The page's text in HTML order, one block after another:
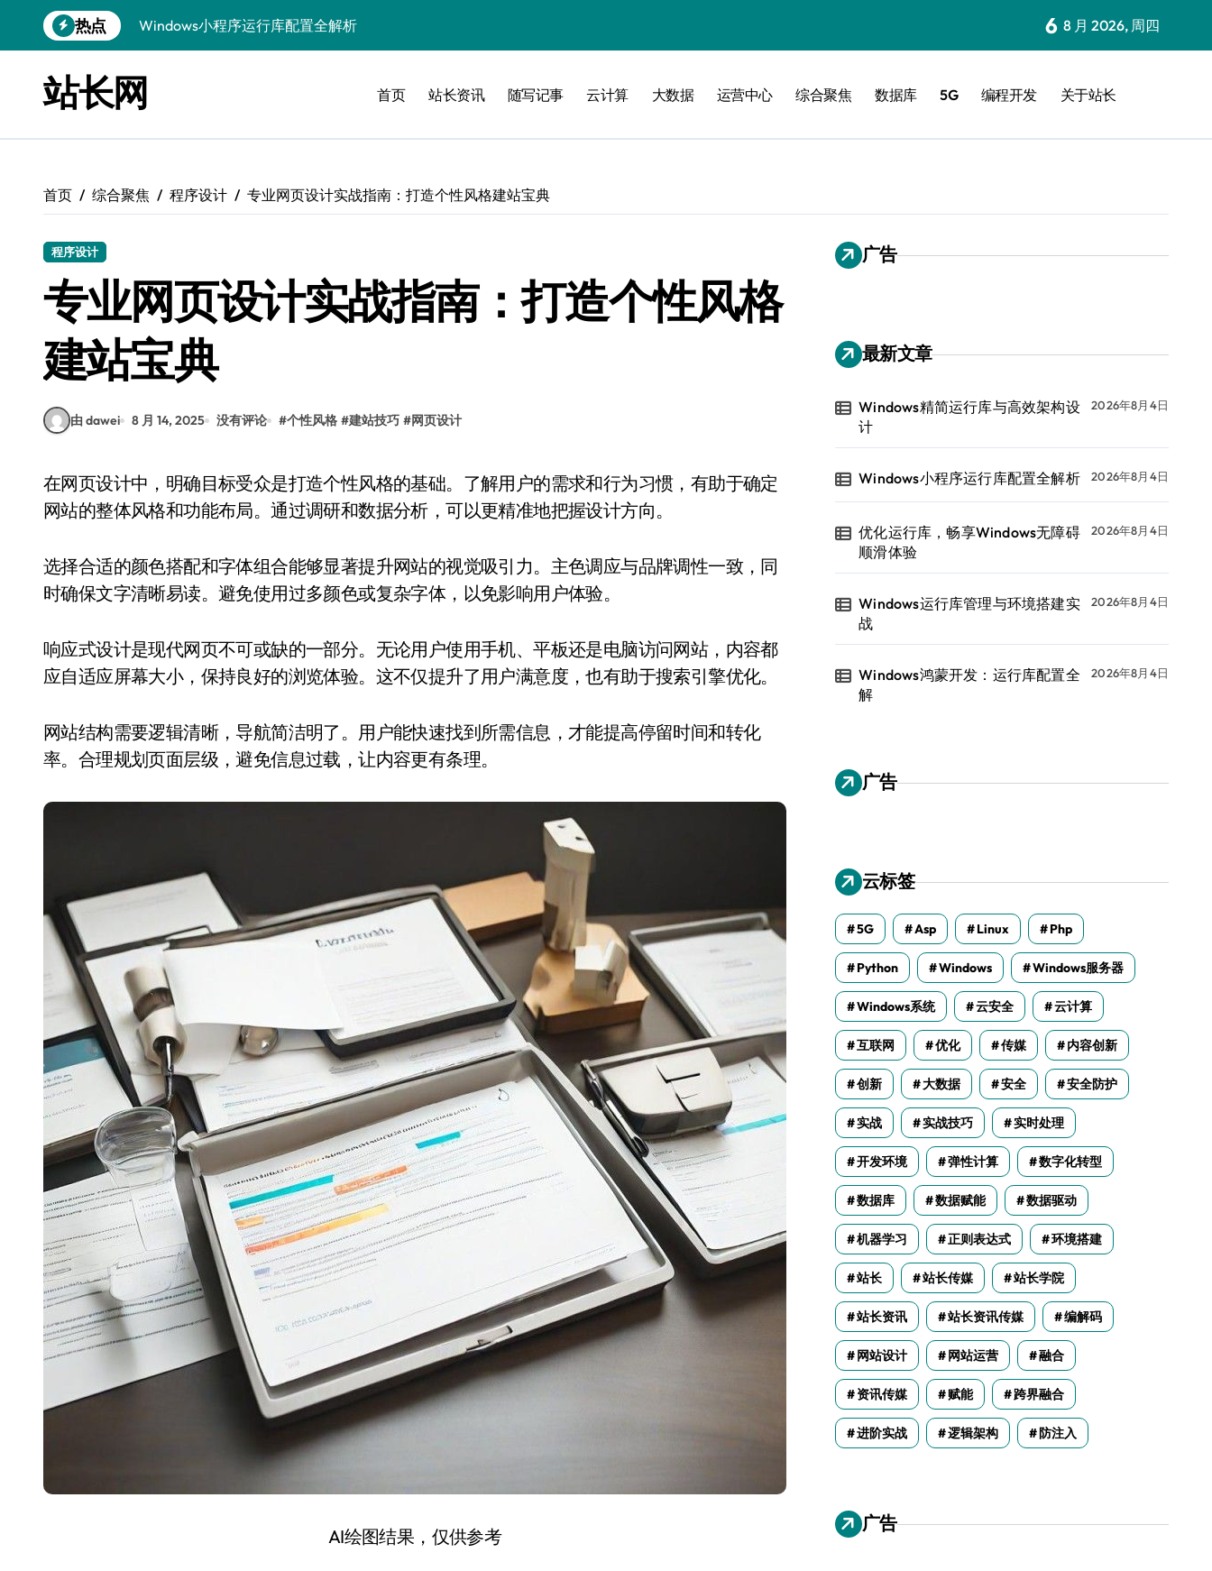
到
热点
Windows运行库管理与环境搭建实战
Windows鸿蒙开发：运行库配置全解
Windows多媒体开发：运行库优化配置指南
Linux下计算机视觉数据库配置与优化
Windows精简运行库与高效架构设计
6 8 月 2026, 周四
站长网 首页 站长资讯 随写记事 云计算 大数据 运营中心 综合聚焦 数据库 5G 编程开发 关于站长
首页 综合聚焦 程序设计 专业网页设计实战指南：打造个性风格建站宝典
程序设计
专业网页设计实战指南：打造个性风格
建站宝典
由 dawei 8 月 14, 2025 没有评论 #个性风格 #建站技巧 #网页设计
在网页设计中，明确目标受众是打造个性风格的基础。了解用户的需求和行为习惯，有助于确定
网站的整体风格和功能布局。通过调研和数据分析，可以更精准地把握设计方向。
选择合适的颜色搭配和字体组合能够显著提升网站的视觉吸引力。主色调应与品牌调性一致，同
时确保文字清晰易读。避免使用过多颜色或复杂字体，以免影响用户体验。
响应式设计是现代网页不可或缺的一部分。无论用户使用手机、平板还是电脑访问网站，内容都
应自适应屏幕大小，保持良好的浏览体验。这不仅提升了用户满意度，也有助于搜索引擎优化。
网站结构需要逻辑清晰，导航简洁明了。用户能快速找到所需信息，才能提高停留时间和转化
率。合理规划页面层级，避免信息过载，让内容更有条理。
AI绘图结果，仅供参考
广告
最新文章
Windows精简运行库与高效架构设
计
2026年8月4日
Windows小程序运行库配置全解析 2026年8月4日
优化运行库，畅享Windows无障碍
顺滑体验
2026年8月4日
Windows运行库管理与环境搭建实
战
2026年8月4日
Windows鸿蒙开发：运行库配置全
解
2026年8月4日
广告
云标签
5G Asp Linux Php
Python Windows Windows服务器
Windows系统 云安全 云计算
互联网 优化 传媒 内容创新
创新 大数据 安全 安全防护
实战 实战技巧 实时处理
开发环境 弹性计算 数字化转型
数据库 数据赋能 数据驱动
机器学习 正则表达式 环境搭建
站长 站长传媒 站长学院
站长资讯 站长资讯传媒 编解码
网站设计 网站运营 融合
资讯传媒 赋能 跨界融合
进阶实战 逻辑架构 防注入
广告